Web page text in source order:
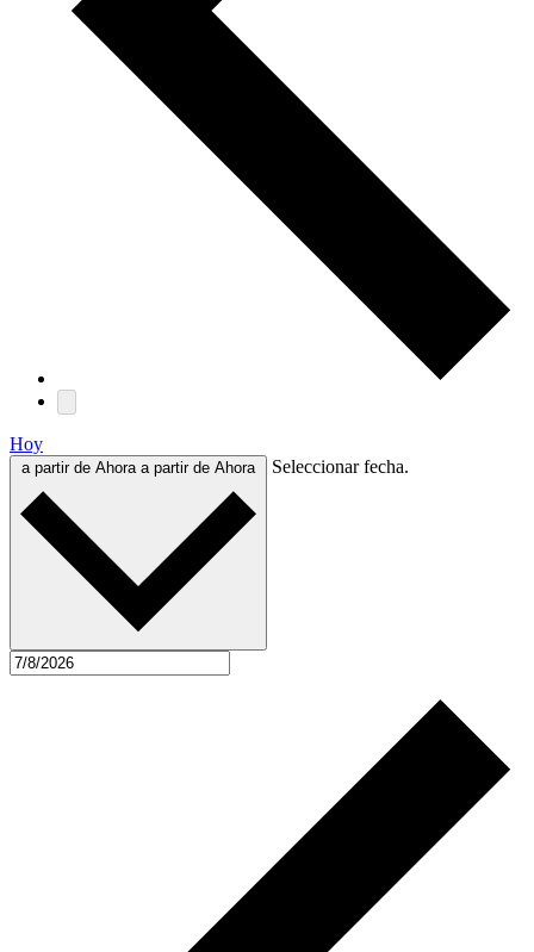
Hoy
a partir de Ahora a partir de Ahora Seleccionar fecha.